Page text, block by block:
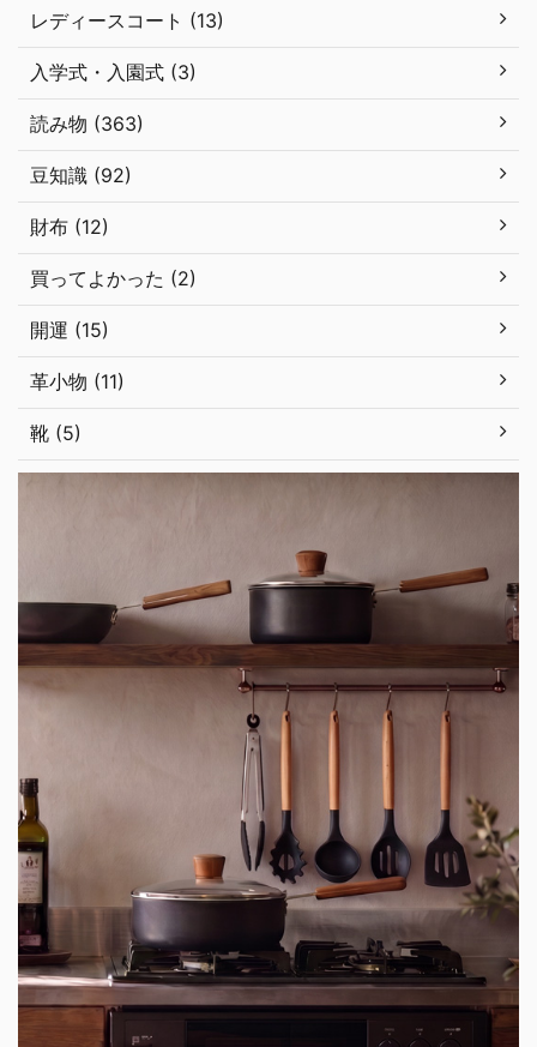
レディースコート (13)
入学式・入園式 (3)
読み物 (363)
豆知識 (92)
財布 (12)
買ってよかった (2)
開運 (15)
革小物 (11)
靴 (5)